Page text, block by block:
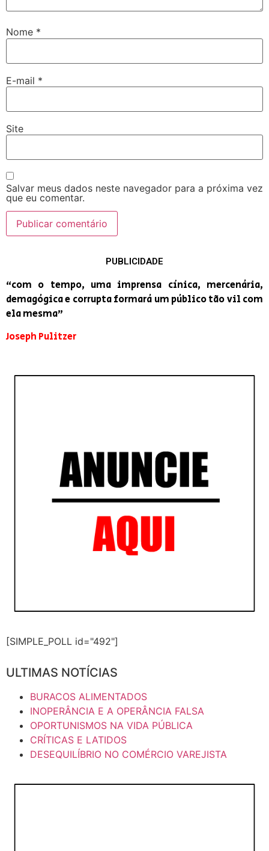
Nome *
E-mail *
Site
Salvar meus dados neste navegador para a próxima vez
que eu comentar.
PUBLICIDADE
“com o tempo, uma imprensa cínica, mercenária,
demagógica e corrupta formará um público tão vil com
ela mesma”
Joseph Pulitzer
[SIMPLE_POLL id="492"]
ULTIMAS NOTÍCIAS
BURACOS ALIMENTADOS
INOPERÂNCIA E A OPERÂNCIA FALSA
OPORTUNISMOS NA VIDA PÚBLICA
CRÍTICAS E LATIDOS
DESEQUILÍBRIO NO COMÉRCIO VAREJISTA